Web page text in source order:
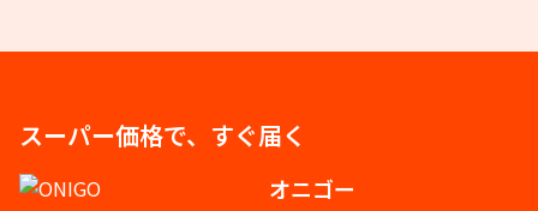
スーパー価格で、すぐ届く
オニゴー